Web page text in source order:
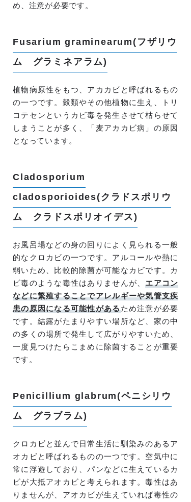
め、注意が必要です。
Fusarium graminearum(フザリウ
ム グラミネアラム)
植物病原性をもつ、アカカビと呼ばれるもの
の一つです。穀類やその他植物に生え、トリ
コテセンというカビ毒を発生させて枯らせて
しまうことが多く、「麦アカカビ病」の原因
となっています。
Cladosporium
cladosporioides(クラドスポリウ
ム クラドスポリオイデス)
お風呂場などの身の回りによく見られる一般
的なクロカビの一つです。アルコールや熱に
弱いため、比較的除菌が可能なカビです。カ
ビ毒のような毒性はありませんが、エアコン
などに繁殖することでアレルギーや気管支疾
患の原因になる可能性があるため注意が必要
です。結露がたまりやすい場所など、家の中
の多くの場所で発生して広がりやすいため、
一度見つけたらこまめに除菌することが重要
です。
Penicillium glabrum(ペニシリウ
ム グラブラム)
クロカビと並んで日常生活に馴染みのあるア
オカビと呼ばれるものの一つです。空気中に
常に浮遊しており、パンなどに生えているカ
ビが大抵アオカビと考えられます。毒性はあ
りませんが、アオカビが生えていれば毒性の